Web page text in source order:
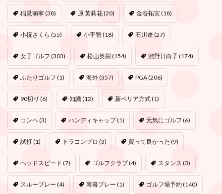
稲見萌寧(38) 原 英莉花(20) 金谷拓実(18)
小祝さくら (55) 小平智(18) 石川遼(27)
女子ゴルフ (303) 松山英樹(154) 渋野日向子(174)
ふたりゴルフ (1) 海外(357) PGA(206)
90切り (6) 知識(12) 新ペリア方式(1)
コンペ(3) ハンディキャップ(1) 元気にゴルフ (6)
試打(1) ドラコンプロ (3) 買って良かった (9)
ヘッドスピード (7) ゴルフクラブ(4) スタンス (3)
スループレー (4) 薄暮プレー (1) ゴルフ場予約(140)